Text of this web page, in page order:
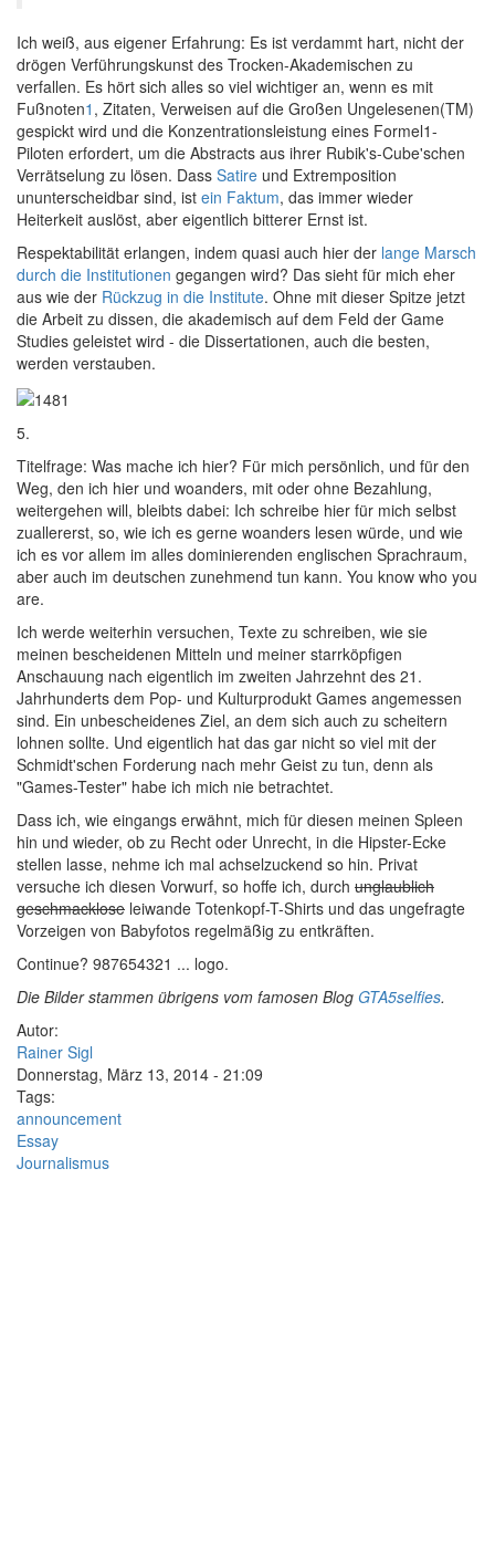
Ich weiß, aus eigener Erfahrung: Es ist verdammt hart, nicht der
drögen Verführungskunst des Trocken-Akademischen zu
verfallen. Es hört sich alles so viel wichtiger an, wenn es mit
Fußnoten1 , Zitaten, Verweisen auf die Großen Ungelesenen(TM)
gespickt wird und die Konzentrationsleistung eines Formel1-
Piloten erfordert, um die Abstracts aus ihrer Rubik's-Cube'schen
Verrätselung zu lösen. Dass Satire und Extremposition
ununterscheidbar sind, ist ein Faktum, das immer wieder
Heiterkeit auslöst, aber eigentlich bitterer Ernst ist.
Respektabilität erlangen, indem quasi auch hier der lange Marsch
durch die Institutionen gegangen wird? Das sieht für mich eher
aus wie der Rückzug in die Institute. Ohne mit dieser Spitze jetzt
die Arbeit zu dissen, die akademisch auf dem Feld der Game
Studies geleistet wird - die Dissertationen, auch die besten,
werden verstauben.
5.
Titelfrage: Was mache ich hier? Für mich persönlich, und für den
Weg, den ich hier und woanders, mit oder ohne Bezahlung,
weitergehen will, bleibts dabei: Ich schreibe hier für mich selbst
zuallererst, so, wie ich es gerne woanders lesen würde, und wie
ich es vor allem im alles dominierenden englischen Sprachraum,
aber auch im deutschen zunehmend tun kann. You know who you
are.
Ich werde weiterhin versuchen, Texte zu schreiben, wie sie
meinen bescheidenen Mitteln und meiner starrköpfigen
Anschauung nach eigentlich im zweiten Jahrzehnt des 21.
Jahrhunderts dem Pop- und Kulturprodukt Games angemessen
sind. Ein unbescheidenes Ziel, an dem sich auch zu scheitern
lohnen sollte. Und eigentlich hat das gar nicht so viel mit der
Schmidt'schen Forderung nach mehr Geist zu tun, denn als
"Games-Tester" habe ich mich nie betrachtet.
Dass ich, wie eingangs erwähnt, mich für diesen meinen Spleen
hin und wieder, ob zu Recht oder Unrecht, in die Hipster-Ecke
stellen lasse, nehme ich mal achselzuckend so hin. Privat
versuche ich diesen Vorwurf, so hoffe ich, durch unglaublich
geschmacklose leiwande Totenkopf-T-Shirts und das ungefragte
Vorzeigen von Babyfotos regelmäßig zu entkräften.
Continue? 987654321 ... logo.
Die Bilder stammen übrigens vom famosen Blog GTA5selfies.
Autor:
Rainer Sigl
Donnerstag, März 13, 2014 - 21:09
Tags:
announcement
Essay
Journalismus